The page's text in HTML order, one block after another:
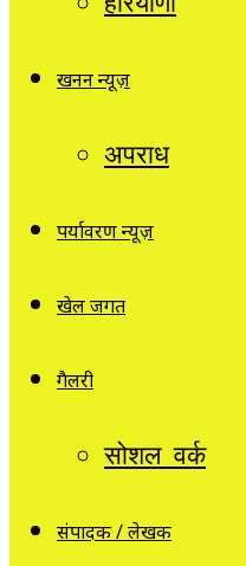
खनन न्यूज़
अपराध
पर्यावरण न्यूज़
खेल जगत
गैलरी
सोशल वर्क
संपादक / लेखक